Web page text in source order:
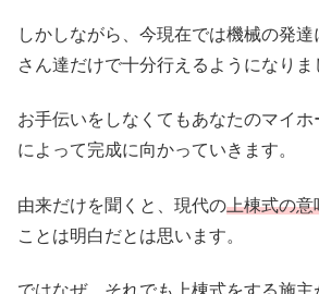
しかしながら、今現在では機械の発達
さん達だけで十分行えるようになりま
お手伝いをしなくてもあなたのマイ
によって完成に向かっていきます。
由来だけを聞くと、現代の上棟式の意
ことは明白だとは思います。
ではなぜ、それでも上棟式をする施